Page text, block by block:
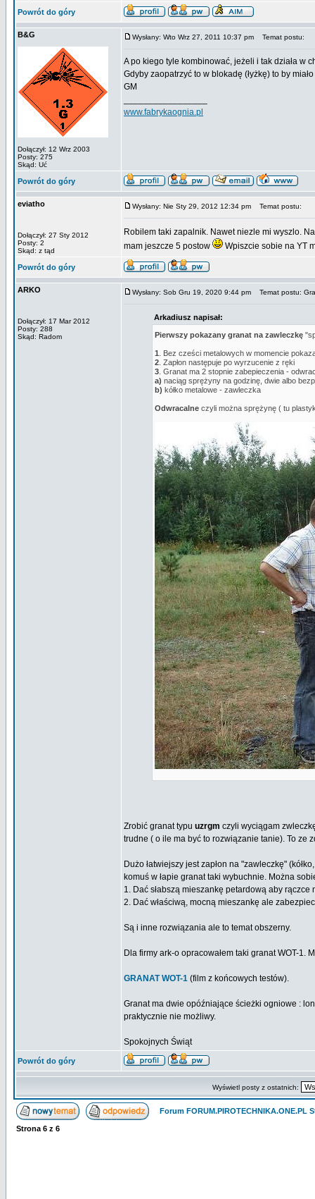
Powrót do góry
B&G
Dołączył: 12 Wrz 2003
Posty: 275
Skąd: Uć
Wysłany: Wto Wrz 27, 2011 10:37 pm Temat postu:
A po kiego tyle kombinować, jeżeli i tak działa w
Gdyby zaopatrzyć to w blokadę (łyżkę) to by
GM
www.fabrykaognia.pl
Powrót do góry
eviatho
Dołączył: 27 Sty 2012
Posty: 2
Skąd: z tąd
Wysłany: Nie Sty 29, 2012 12:34 pm Temat postu:
Robilem taki zapalnik. Nawet niezle mi wyszlo.
mam jeszcze 5 postow
Wpiszcie sobie na YT
Powrót do góry
ARKO
Dołączył: 17 Mar 2012
Posty: 288
Skąd: Radom
Wysłany: Sob Gru 19, 2020 9:44 pm Temat postu:
Arkadiusz napisał:
Pierwszy pokazany granat na zawleczkę
1 . Bez cześci metalowych w momencie
2 . Zapłon następuje po wyrzucenie z ręki
3 . Granat ma 2 stopnie zabepieczenia -
a) naciąg sprężyny na godzinę, dwie albo
b) kółko metalowe - zawleczka
Odwracalne czyli można sprężynę ( tu
Zrobić granat typu uzrgm czyli wyciągam
trudne ( o ile ma być to rozwiązanie tanie). To ze
Dużo łatwiejszy jest zapłon na "zawleczkę"
komuś w łapie granat taki wybuchnie. Można
1. Dać słabszą mieszankę petardową aby rączce
2. Dać właściwą, mocną mieszankę ale
Są i inne rozwiązania ale to temat obszerny.
Dla firmy ark-o opracowałem taki granat WOT-1.
GRANAT WOT-1 (film z końcowych testów).
Granat ma dwie opóźniające ścieżki ogniowe :
praktycznie nie możliwy.
Spokojnych Świąt
Powrót do góry
Wyświetl posty z ostatnich:
Forum FORUM.PIROTECHNIKA.ONE.PL
Strona 6 z 6